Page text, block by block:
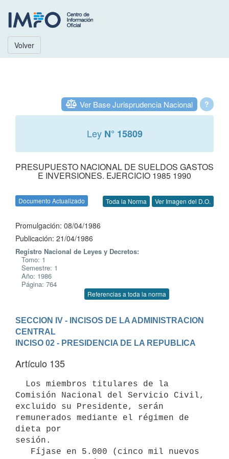
Volver
?
Ver Base Jurisprudencia Nacional
Ley N° 15809
PRESUPUESTO NACIONAL DE SUELDOS GASTOS
E INVERSIONES. EJERCICIO 1985 1990
Documento Actualizado Toda la Norma Ver Imagen del D.O.
Promulgación: 08/04/1986
Publicación: 21/04/1986
Registro Nacional de Leyes y Decretos:
Tomo: 1
Semestre: 1
Año: 1986
Página: 764
Referencias a toda la norma
SECCION IV - INCISOS DE LA ADMINISTRACION
CENTRAL
INCISO 02 - PRESIDENCIA DE LA REPUBLICA
Artículo 135
Comisión Nacional del Servicio Civil,
excluido su Presidente, serán
remunerados mediante el régimen de
dieta por
sesión.